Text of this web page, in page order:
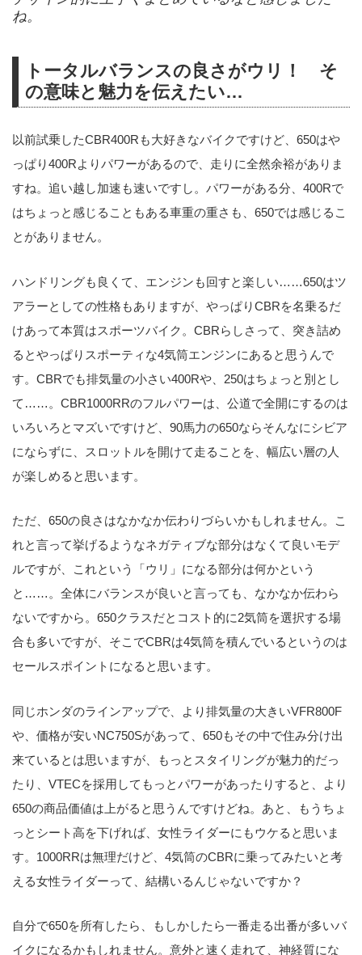
ね。
トータルバランスの良さがウリ！ そ
の意味と魅力を伝えたい…
以前試乗したCBR400Rも大好きなバイクですけど、650はや
っぱり400Rよりパワーがあるので、走りに全然余裕がありま
すね。追い越し加速も速いですし。パワーがある分、400Rで
はちょっと感じることもある車重の重さも、650では感じるこ
とがありません。
ハンドリングも良くて、エンジンも回すと楽しい……650はツ
アラーとしての性格もありますが、やっぱりCBRを名乗るだ
けあって本質はスポーツバイク。CBRらしさって、突き詰め
るとやっぱりスポーティな4気筒エンジンにあると思うんで
す。CBRでも排気量の小さい400Rや、250はちょっと別とし
て……。CBR1000RRのフルパワーは、公道で全開にするのは
いろいろとマズいですけど、90馬力の650ならそんなにシビア
にならずに、スロットルを開けて走ることを、幅広い層の人
が楽しめると思います。
ただ、650の良さはなかなか伝わりづらいかもしれません。こ
れと言って挙げるようなネガティブな部分はなくて良いモデ
ルですが、これという「ウリ」になる部分は何かという
と……。全体にバランスが良いと言っても、なかなか伝わら
ないですから。650クラスだとコスト的に2気筒を選択する場
合も多いですが、そこでCBRは4気筒を積んでいるというのは
セールスポイントになると思います。
同じホンダのラインアップで、より排気量の大きいVFR800F
や、価格が安いNC750Sがあって、650もその中で住み分け出
来ているとは思いますが、もっとスタイリングが魅力的だっ
たり、VTECを採用してもっとパワーがあったりすると、より
650の商品価値は上がると思うんですけどね。あと、もうちょ
っとシート高を下げれば、女性ライダーにもウケると思いま
す。1000RRは無理だけど、4気筒のCBRに乗ってみたいと考
える女性ライダーって、結構いるんじゃないですか？
自分で650を所有したら、もしかしたら一番走る出番が多いバ
イクになるかもしれません。意外と速く走れて、神経質にな